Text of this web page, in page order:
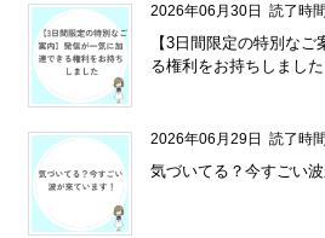
2026年06月30日 読了時
【3日間限定の特別な
る権利をお持ちしました
2026年06月29日 読了時
気づいてる？今すごい